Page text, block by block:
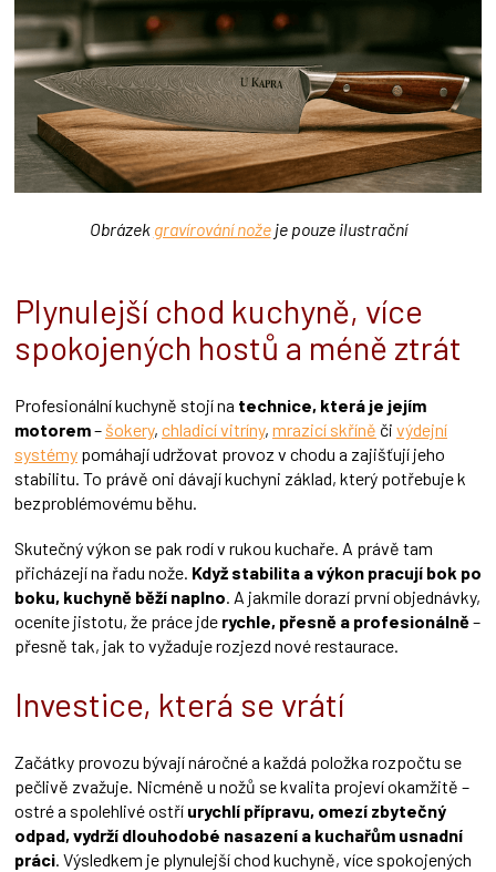
Obrázek gravírování nožeje pouze ilustrační
Plynulejší chod kuchyně, více
spokojených hostů a méně ztrát
Profesionální kuchyně stojí na technice, která je jejím
motorem– šokery, chladicí vitríny, mrazicí skříně či výdejní
systémy pomáhají udržovat provoz v chodu a zajišťují jeho
stabilitu. To právě oni dávají kuchyni základ, který potřebuje k
bezproblémovému běhu.
Skutečný výkon se pak rodí v rukou kuchaře. A právě tam
přicházejí na řadu nože. Když stabilita a výkon pracují bok po
boku, kuchyně běží naplno. A jakmile dorazí první objednávky,
oceníte jistotu, že práce jde rychle, přesně a profesionálně–
přesně tak, jak to vyžaduje rozjezd nové restaurace.
Investice, která se vrátí
Začátky provozu bývají náročné a každá položka rozpočtu se
pečlivě zvažuje. Nicméně u nožů se kvalita projeví okamžitě –
ostré a spolehlivé ostří urychlí přípravu, omezí zbytečný
odpad, vydrží dlouhodobé nasazení a kuchařům usnadní
práci. Výsledkem je plynulejší chod kuchyně, více spokojených